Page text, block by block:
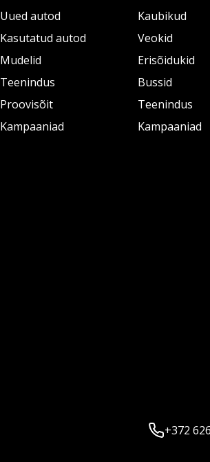
Uued autod
Kasutatud autod
Mudelid
Teenindus
Proovisõit
Kampaaniad
Kaubikud
Veokid
Erisõidukid
Bussid
Teenindus
Kampaaniad
+372